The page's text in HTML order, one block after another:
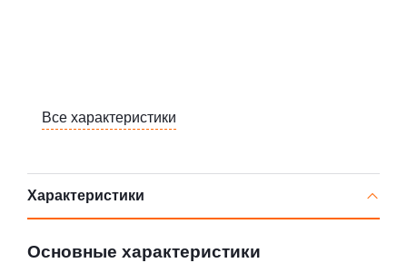
Все характеристики
Характеристики
Основные характеристики